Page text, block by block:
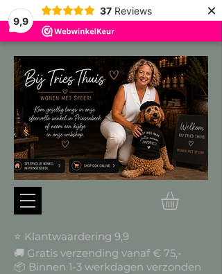
9,9
37 Reviews ×
⭐ Klantwaardering 9,9
🚚 Gratis verzending vanaf € 75,-
📦 Binnen 1-3 werkdagen verzonden